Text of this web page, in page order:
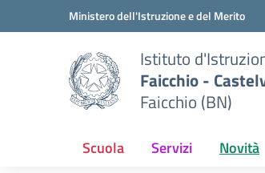
Vai ai contenuti
Vai al menu di navigazioneMinistero dell'Istruzione e del Merito
Istituto
Faicchio -
Faicchio (BN)
Scuola Servizi Novità